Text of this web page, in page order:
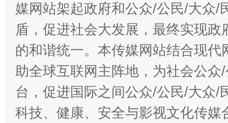
媒网站架起政府和公众/公民/大众/
盾，促进社会大发展，最终实现
的和谐统一。本传媒网站结合现
助全球互联网主阵地，为社会公
台，促进国际之间公众/公民/大众/
科技、健康、安全与影视文化传